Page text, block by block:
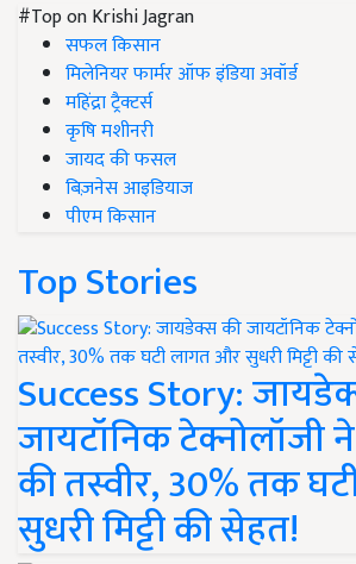
#Top on Krishi Jagran
सफल किसान
मिलेनियर फार्मर ऑफ इंडिया अवॉर्ड
महिंद्रा ट्रैक्टर्स
कृषि मशीनरी
जायद की फसल
बिज़नेस आइडियाज
पीएम किसान
Top Stories
Success Story:
जायटॉनिक टेक्नोलॉजी
की तस्वीर, 30% तक
सुधरी मिट्टी की सेहत!